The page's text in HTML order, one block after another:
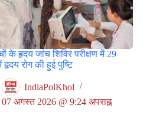
के हृदय जांच शिविर परीक्षण में 29
हृदय रोग की हुई पुष्टि
IndiaPolKhol
07 अगस्त 2026 @ 9:24 अपराह्न